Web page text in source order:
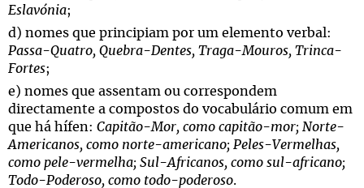
Eslavónia;
d) nomes que principiam por um elemento verbal:
Passa-Quatro, Quebra-Dentes, Traga-Mouros, Trinca-
Fortes;
e) nomes que assentam ou correspondem
directamente a compostos do vocabulário comum em
que há hífen: Capitão-Mor, como capitão-mor; Norte-
Americanos, como norte-americano; Peles-Vermelhas,
como pele-vermelha; Sul-Africanos, como sul-africano;
Todo-Poderoso, como todo-poderoso.